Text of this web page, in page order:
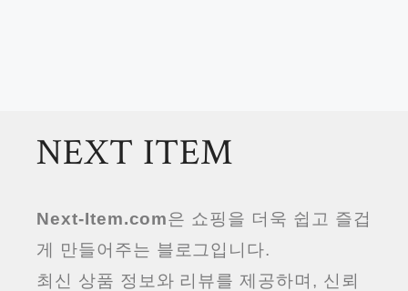
NEXT ITEM
Next-Item.com은 쇼핑을 더욱 쉽고 즐겁
게 만들어주는 블로그입니다.
최신 상품 정보와 리뷰를 제공하며, 신뢰